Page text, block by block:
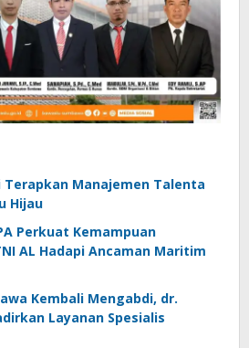
Terapkan Manajemen Talenta
Hijau
Perkuat Kemampuan
AL Hadapi Ancaman Maritim
Kembali Mengabdi, dr.
Layanan Spesialis